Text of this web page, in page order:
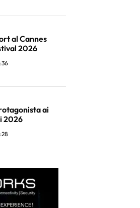
al Cannes
2026
ai
2026